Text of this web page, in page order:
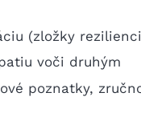
(zložky
voči druhým
poznatky,